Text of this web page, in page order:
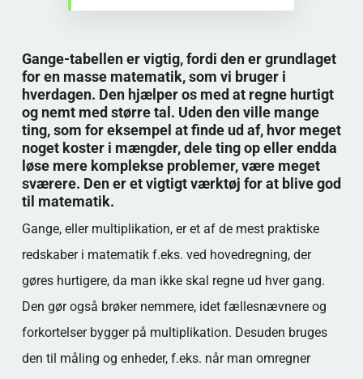
Gange-tabellen er vigtig, fordi den er grundlaget
for en masse matematik, som vi bruger i
hverdagen. Den hjælper os med at regne hurtigt
og nemt med større tal. Uden den ville mange
ting, som for eksempel at finde ud af, hvor meget
noget koster i mængder, dele ting op eller endda
løse mere komplekse problemer, være meget
sværere. Den er et vigtigt værktøj for at blive god
til matematik.
Gange, eller multiplikation, er et af de mest praktiske
redskaber i matematik f.eks. ved hovedregning, der
gøres hurtigere, da man ikke skal regne ud hver gang.
Den gør også brøker nemmere, idet fællesnævnere og
forkortelser bygger på multiplikation. Desuden bruges
den til måling og enheder, f.eks. når man omregner